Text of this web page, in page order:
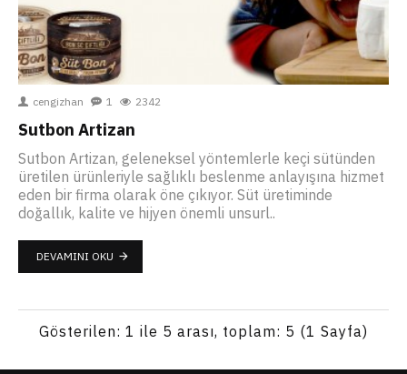
cengizhan 1 2342
Sutbon Artizan
Sutbon Artizan, geleneksel yöntemlerle keçi sütünden
üretilen ürünleriyle sağlıklı beslenme anlayışına hizmet
eden bir firma olarak öne çıkıyor. Süt üretiminde
doğallık, kalite ve hijyen önemli unsurl..
DEVAMINI OKU
Gösterilen: 1 ile 5 arası, toplam: 5 (1 Sayfa)